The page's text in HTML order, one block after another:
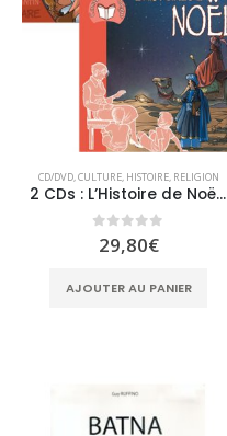
CD/DVD,CULTURE, HISTOIRE, RELIGION
2 CDs : L’Histoire de Noël + Saint Nicolas
0sur 5
29,80€
AJOUTER AU PANIER